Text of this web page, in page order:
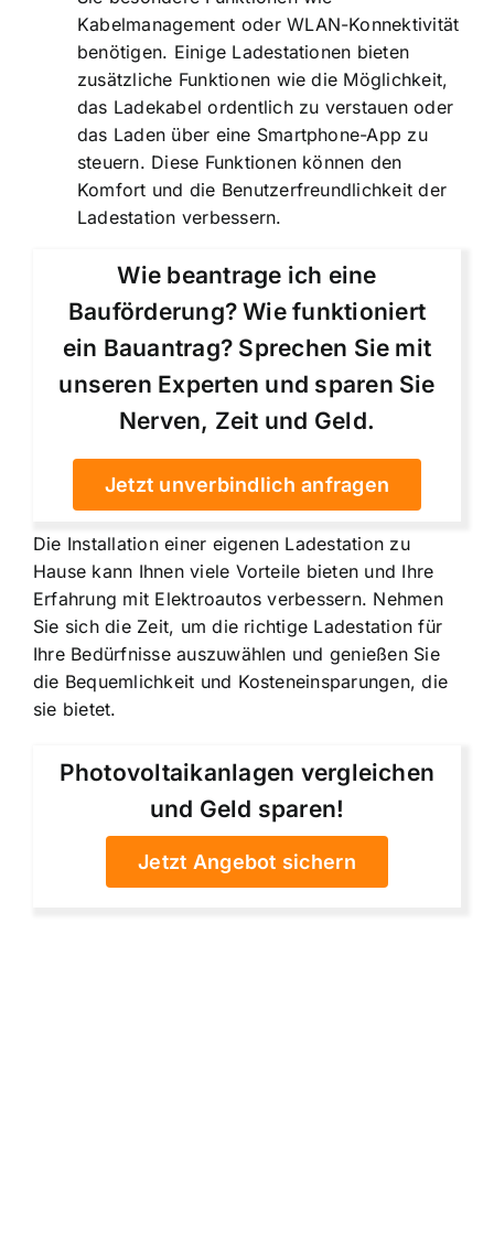
Kabelmanagement oder WLAN-Konnektivität
benötigen. Einige Ladestationen bieten
zusätzliche Funktionen wie die Möglichkeit,
das Ladekabel ordentlich zu verstauen oder
das Laden über eine Smartphone-App zu
steuern. Diese Funktionen können den
Komfort und die Benutzerfreundlichkeit der
Ladestation verbessern.
Wie beantrage ich eine
Bauförderung? Wie funktioniert
ein Bauantrag? Sprechen Sie mit
unseren Experten und sparen Sie
Nerven, Zeit und Geld.
Jetzt unverbindlich anfragen
Die Installation einer eigenen Ladestation zu
Hause kann Ihnen viele Vorteile bieten und Ihre
Erfahrung mit Elektroautos verbessern. Nehmen
Sie sich die Zeit, um die richtige Ladestation für
Ihre Bedürfnisse auszuwählen und genießen Sie
die Bequemlichkeit und Kosteneinsparungen, die
sie bietet.
Photovoltaikanlagen vergleichen
und Geld sparen!
Jetzt Angebot sichern